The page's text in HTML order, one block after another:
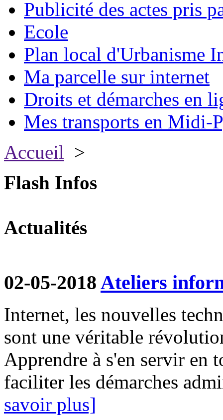
Publicité des actes pris
Ecole
Plan local d'Urbanisme
Ma parcelle sur internet
Droits et démarches en
Mes transports en Midi-
Accueil >
Flash Infos
Actualités
02-05-2018 Ateliers
Internet, les nouvelles
sont une véritable
Apprendre à s'en servir en
faciliter les démarches
savoir plus]